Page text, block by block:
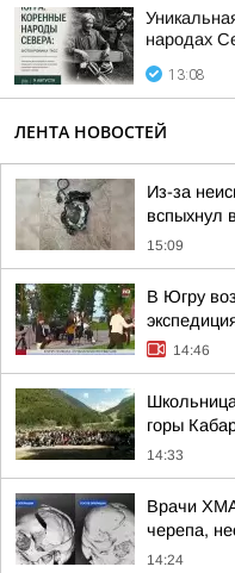
народах
13:08
ЛЕНТА НОВОСТЕЙ
Из-за
вспыхнул
15:09
В Югру
14:46
горы
14:33
Врачи
черепа,
14:24